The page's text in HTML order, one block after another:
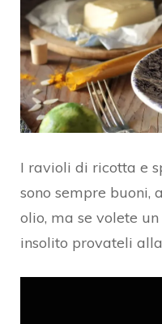
I ravioli di ricotta e
sono sempre buoni,
olio, ma se volete un
insolito provateli